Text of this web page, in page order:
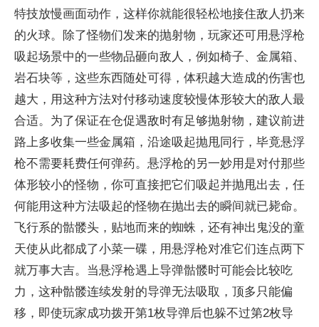
特技放慢画面动作，这样你就能很轻松地接住敌人扔来
的火球。除了怪物们发来的抛射物，玩家还可用悬浮枪
吸起场景中的一些物品砸向敌人，例如椅子、金属箱、
岩石块等，这些东西随处可得，体积越大造成的伤害也
越大，用这种方法对付移动速度较慢体形较大的敌人最
合适。为了保证在仓促遇敌时有足够抛射物，建议前进
路上多收集一些金属箱，沿途吸起抛甩同行，毕竟悬浮
枪不需要耗费任何弹药。悬浮枪的另一妙用是对付那些
体形较小的怪物，你可直接把它们吸起并抛甩出去，任
何能用这种方法吸起的怪物在抛出去的瞬间就已毙命。
飞行系的骷髅头，贴地而来的蜘蛛，还有神出鬼没的童
天使从此都成了小菜一碟，用悬浮枪对准它们连点两下
就万事大吉。当悬浮枪遇上导弹骷髅时可能会比较吃
力，这种骷髅连续发射的导弹无法吸取，顶多只能偏
移，即使玩家成功拨开第1枚导弹后也躲不过第2枚导